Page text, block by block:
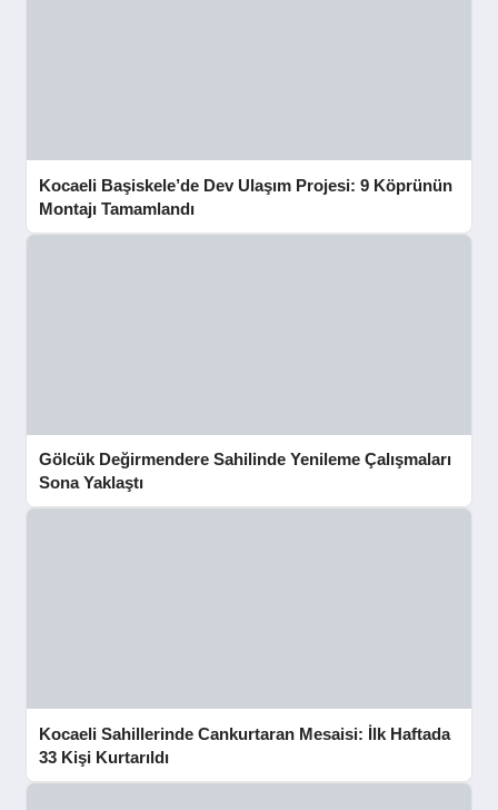
Kocaeli Başiskele’de Dev Ulaşım Projesi: 9 Köprünün
Montajı Tamamlandı
Gölcük Değirmendere Sahilinde Yenileme Çalışmaları
Sona Yaklaştı
Kocaeli Sahillerinde Cankurtaran Mesaisi: İlk Haftada
33 Kişi Kurtarıldı